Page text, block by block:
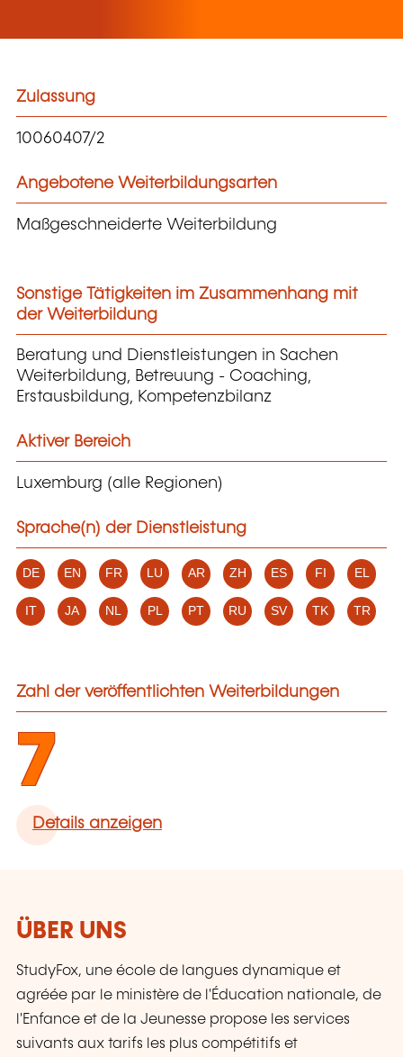
Zulassung
10060407/2
Angebotene Weiterbildungsarten
Maßgeschneiderte Weiterbildung
Sonstige Tätigkeiten im Zusammenhang mit
der Weiterbildung
Beratung und Dienstleistungen in Sachen
Weiterbildung, Betreuung - Coaching,
Erstausbildung, Kompetenzbilanz
Aktiver Bereich
Luxemburg (alle Regionen)
Sprache(n) der Dienstleistung
DE EN FR LU AR ZH ES FI EL
IT JA NL PL PT RU SV TK TR
Zahl der veröffentlichten Weiterbildungen
7
Details anzeigen
ÜBER UNS
StudyFox, une école de langues dynamique et
agréée par le ministère de l'Éducation nationale, de
l'Enfance et de la Jeunesse propose les services
suivants aux tarifs les plus compétitifs et